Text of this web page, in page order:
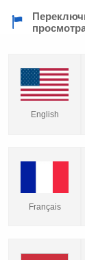
English
Français